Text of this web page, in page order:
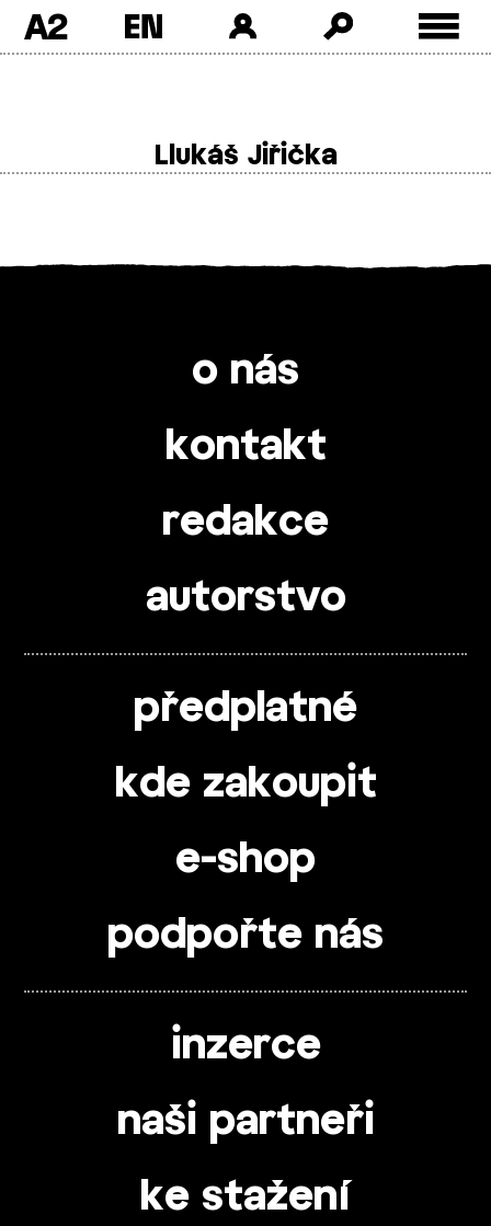
A2
Llukáš Jiřička
o nás
kontakt
redakce
autorstvo
předplatné
kde zakoupit
e-shop
podpořte nás
inzerce
naši partneři
ke stažení